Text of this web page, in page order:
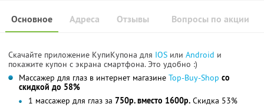
Основное Отзывы Вопросы по акции
Адреса
Скачайте приложение КупиКупона для IOS или Android и
покажите купон с экрана смартфона. Это удобно :)
Массажер для глаз в интернет магазине Top-Buy-Shop со
скидкой до 58%
1 массажер для глаз за 750р. вместо 1600р. Скидка 53%